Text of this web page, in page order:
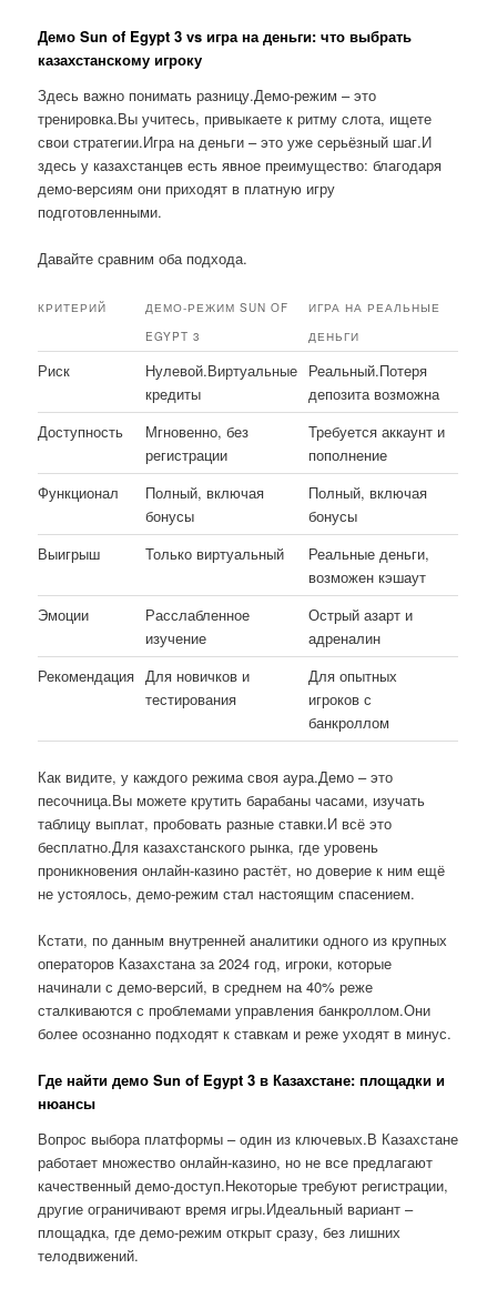
Демо Sun of Egypt 3 vs игра на деньги: что выбрать
казахстанскому игроку
Здесь важно понимать разницу.Демо-режим – это
тренировка.Вы учитесь, привыкаете к ритму слота, ищете
свои стратегии.Игра на деньги – это уже серьёзный шаг.И
здесь у казахстанцев есть явное преимущество: благодаря
демо-версиям они приходят в платную игру
подготовленными.
Давайте сравним оба подхода.
КРИТЕРИЙ
ДЕМО-РЕЖИМ SUN OF
EGYPT 3
ИГРА НА РЕАЛЬНЫЕ
ДЕНЬГИ
Риск
Нулевой.Виртуальные
кредиты
Реальный.Потеря
депозита возможна
Доступность
Мгновенно, без
регистрации
Требуется аккаунт и
пополнение
Функционал
Полный, включая
бонусы
Полный, включая
бонусы
Выигрыш
Только виртуальный
Реальные деньги,
возможен кэшаут
Эмоции
Расслабленное
изучение
Острый азарт и
адреналин
Рекомендация Для новичков и
тестирования
Для опытных
игроков с
банкроллом
Как видите, у каждого режима своя аура.Демо – это
песочница.Вы можете крутить барабаны часами, изучать
таблицу выплат, пробовать разные ставки.И всё это
бесплатно.Для казахстанского рынка, где уровень
проникновения онлайн-казино растёт, но доверие к ним ещё
не устоялось, демо-режим стал настоящим спасением.
Кстати, по данным внутренней аналитики одного из крупных
операторов Казахстана за 2024 год, игроки, которые
начинали с демо-версий, в среднем на 40% реже
сталкиваются с проблемами управления банкроллом.Они
более осознанно подходят к ставкам и реже уходят в минус.
Где найти демо Sun of Egypt 3 в Казахстане: площадки и
нюансы
Вопрос выбора платформы – один из ключевых.В Казахстане
работает множество онлайн-казино, но не все предлагают
качественный демо-доступ.Некоторые требуют регистрации,
другие ограничивают время игры.Идеальный вариант –
площадка, где демо-режим открыт сразу, без лишних
телодвижений.